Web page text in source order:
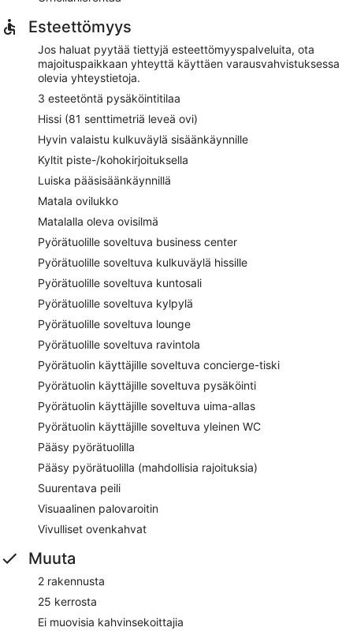
Esteettömyys
Jos haluat pyytää tiettyjä esteettömyyspalveluita, ota
majoituspaikkaan yhteyttä käyttäen varausvahvistuksessa
olevia yhteystietoja.
3 esteetöntä pysäköintitilaa
Hissi (81 senttimetriä leveä ovi)
Hyvin valaistu kulkuväylä sisäänkäynnille
Kyltit piste-/kohokirjoituksella
Luiska pääsisäänkäynnillä
Matala ovilukko
Matalalla oleva ovisilmä
Pyörätuolille soveltuva business center
Pyörätuolille soveltuva kulkuväylä hissille
Pyörätuolille soveltuva kuntosali
Pyörätuolille soveltuva kylpylä
Pyörätuolille soveltuva lounge
Pyörätuolille soveltuva ravintola
Pyörätuolin käyttäjille soveltuva concierge-tiski
Pyörätuolin käyttäjille soveltuva pysäköinti
Pyörätuolin käyttäjille soveltuva uima-allas
Pyörätuolin käyttäjille soveltuva yleinen WC
Pääsy pyörätuolilla
Pääsy pyörätuolilla (mahdollisia rajoituksia)
Suurentava peili
Visuaalinen palovaroitin
Vivulliset ovenkahvat
Muuta
2 rakennusta
25 kerrosta
Ei muovisia kahvinsekoittajia